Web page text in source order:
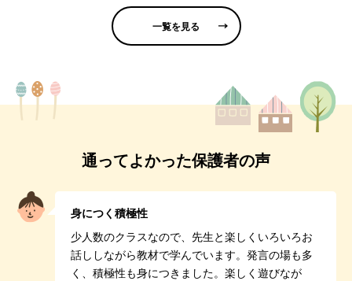
一覧を見る
通ってよかった保護者の声
身につく積極性
少人数のクラスなので、先生と楽しくいろいろお
話ししながら教材で学んでいます。発言の場も多
く、積極性も身につきました。楽しく遊びなが